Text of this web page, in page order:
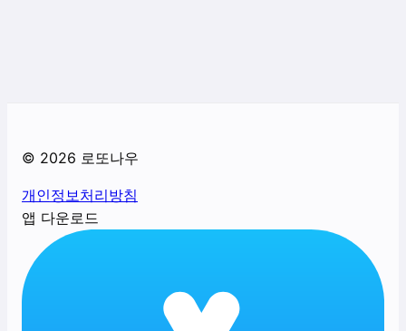
© 2026 로또나우
개인정보처리방침
앱 다운로드